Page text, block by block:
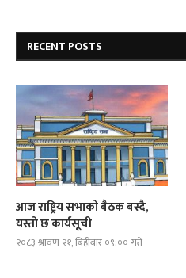
RECENT POSTS
आज राष्ट्रिय सभाको बैठक बस्दै,
यस्तो छ कार्यसूची
२०८३ श्रावण २१, बिहीबार ०९:०० गते